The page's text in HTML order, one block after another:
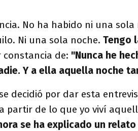
No ha habido ni una
Ni una sola noche. Tengo
constancia de: "Nunca he
Y a ella aquella noche
decidió por dar esta
partir de lo que yo viví
se ha explicado un